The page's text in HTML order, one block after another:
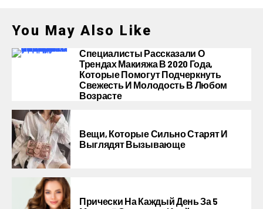
You May Also Like
Специалисты Рассказали О
Трендах Макияжа В 2020 Года,
Которые Помогут Подчеркнуть
Свежесть И Молодость В Любом
Возрасте
Вещи, Которые Сильно Старят И
Выглядят Вызывающе
Прически На Каждый День За 5